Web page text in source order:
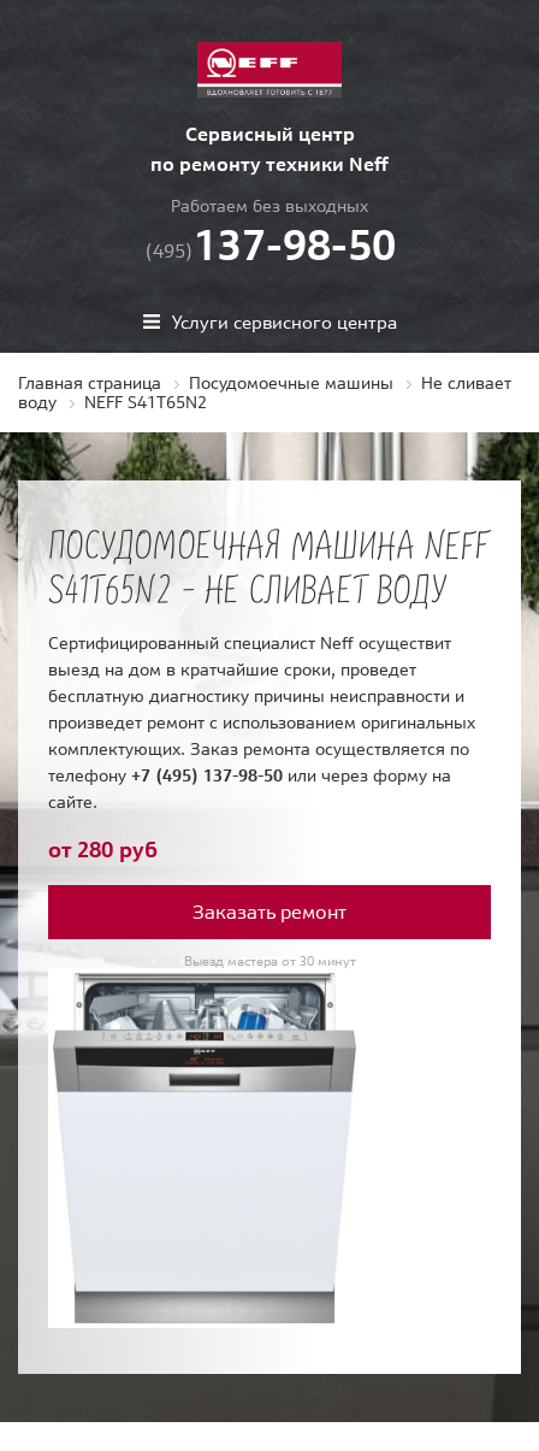
Сервисный центр
по ремонту техники Neff
Работаем без выходных
(495) 137-98-50
Услуги сервисного центра
Главная страница Посудомоечные машины
Не сливает
воду
NEFF S41T65N2
ПОСУДОМОЕЧНАЯ МАШИНА NEFF
S41T65N2 - НЕ СЛИВАЕТ ВОДУ
Сертифицированный специалист Neff осуществит
выезд на дом в кратчайшие сроки, проведет
бесплатную диагностику причины неисправности и
произведет ремонт с использованием оригинальных
комплектующих. Заказ ремонта осуществляется по
телефону +7 (495) 137-98-50 или через форму на
сайте.
от 280 руб
Заказать ремонт
Выезд мастера от 30 минут